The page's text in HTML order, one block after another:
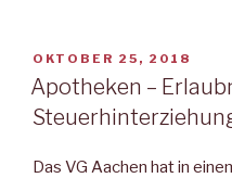
VERÖFFENTLICHT
AM
OKTOBER 25, 2018
Apotheken –
Das VG Aachen hat in